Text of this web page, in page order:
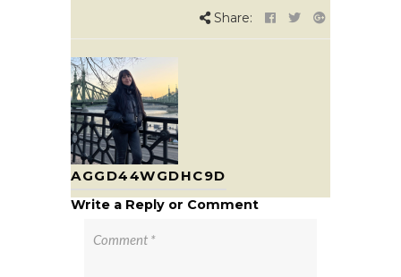
Share:
AGGD44WGDHC9D
Write a Reply or Comment